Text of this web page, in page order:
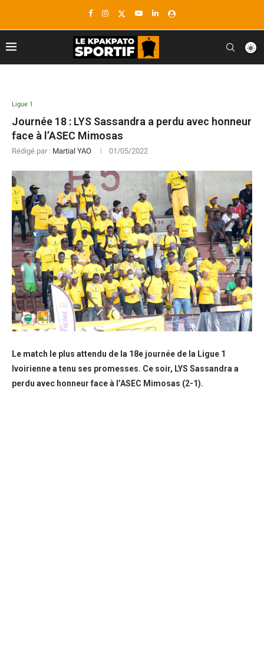
Ligue 1
Journée 18 : LYS Sassandra a perdu avec honneur
face à l’ASEC Mimosas
Rédigé par : Martial YAO 01/05/2022
Le match le plus attendu de la 18e journée de la Ligue 1
Ivoirienne a tenu ses promesses. Ce soir, LYS Sassandra a
perdu avec honneur face à l’ASEC Mimosas (2-1).